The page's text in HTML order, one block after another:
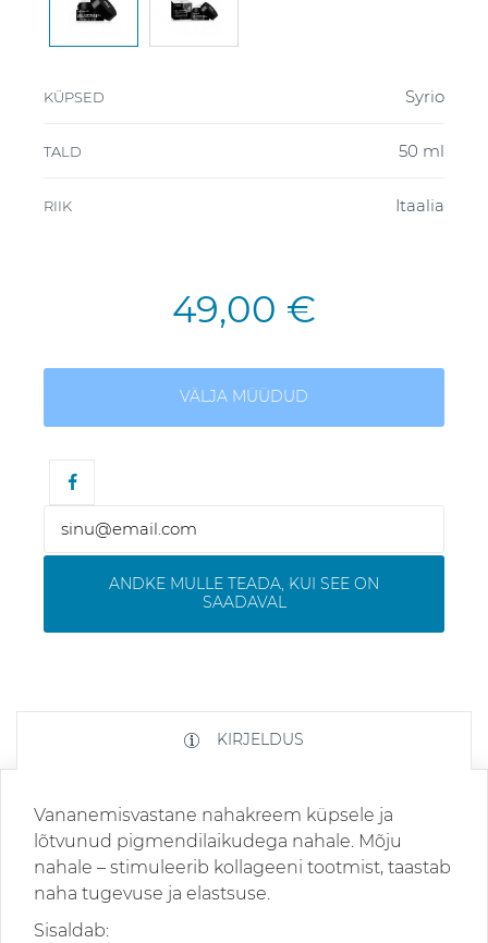
KÜPSED Syrio
TALD 50 ml
RIIK Itaalia
49,00 €
VÄLJA MÜÜDUD
ANDKE MULLE TEADA, KUI SEE ON
SAADAVAL
KIRJELDUS
Vananemisvastane nahakreem küpsele ja
lõtvunud pigmendilaikudega nahale. Mõju
nahale – stimuleerib kollageeni tootmist, taastab
naha tugevuse ja elastsuse.
Sisaldab: